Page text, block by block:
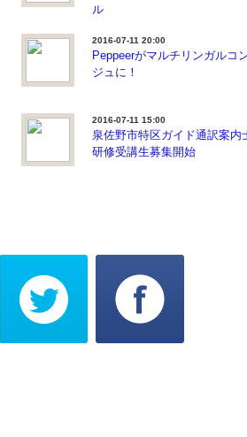
ル
2016-07-11 20:00
Peppeerがマルチリンガルコ
ジュに！
2016-07-11 15:00
泉佐野市特区ガイド通訳案内
研修受講生募集開始